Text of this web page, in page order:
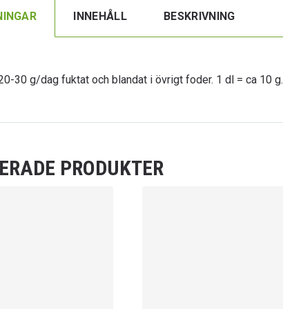
INNEHÅLL BESKRIVNING
30 g/dag fuktat och blandat i övrigt foder. 1 dl = ca 10 g.
PRODUKTER